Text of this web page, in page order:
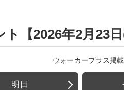
【2026年2月23日(
ウォーカープラス掲
明日